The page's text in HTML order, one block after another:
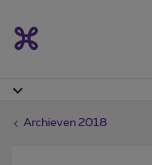
Archieven 2018